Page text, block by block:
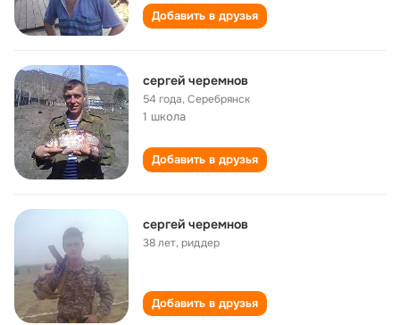
Добавить в друзья
сергей черемнов
54 года,Серебрянск
1 школа
Добавить в друзья
сергей черемнов
38 лет,риддер
Добавить в друзья